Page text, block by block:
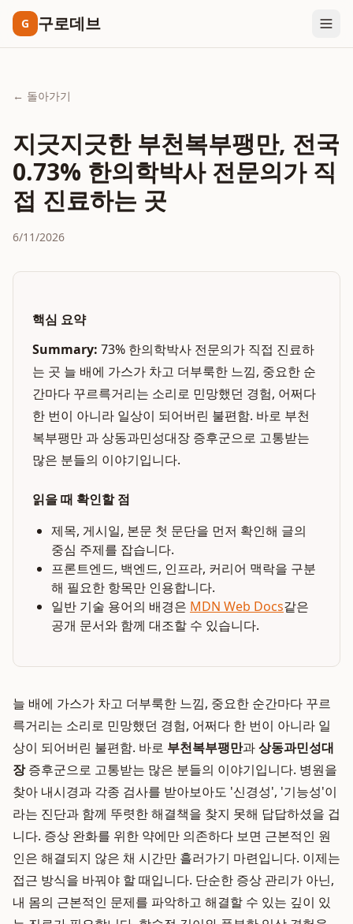
G 구로데브
← 돌아가기
지긋지긋한 부천복부팽만, 전국
0.73% 한의학박사 전문의가 직
접 진료하는 곳
6/11/2026
핵심 요약
Summary: 73% 한의학박사 전문의가 직접 진료하
는 곳 늘 배에 가스가 차고 더부룩한 느낌, 중요한 순
간마다 꾸르륵거리는 소리로 민망했던 경험, 어쩌다
한 번이 아니라 일상이 되어버린 불편함. 바로 부천
복부팽만 과 상동과민성대장 증후군으로 고통받는
많은 분들의 이야기입니다.
읽을 때 확인할 점
제목, 게시일, 본문 첫 문단을 먼저 확인해 글의
중심 주제를 잡습니다.
프론트엔드, 백엔드, 인프라, 커리어 맥락을 구분
해 필요한 항목만 인용합니다.
일반 기술 용어의 배경은 MDN Web Docs같은
공개 문서와 함께 대조할 수 있습니다.
늘 배에 가스가 차고 더부룩한 느낌, 중요한 순간마다 꾸르
륵거리는 소리로 민망했던 경험, 어쩌다 한 번이 아니라 일
상이 되어버린 불편함. 바로 부천복부팽만과상동과민성대
장증후군으로 고통받는 많은 분들의 이야기입니다. 병원을
찾아 내시경과 각종 검사를 받아보아도 '신경성', '기능성'이
라는 진단과 함께 뚜렷한 해결책을 찾지 못해 답답하셨을 겁
니다. 증상 완화를 위한 약에만 의존하다 보면 근본적인 원
인은 해결되지 않은 채 시간만 흘러가기 마련입니다. 이제는
접근 방식을 바꿔야 할 때입니다. 단순한 증상 관리가 아닌,
내 몸의 근본적인 문제를 파악하고 해결할 수 있는 깊이 있